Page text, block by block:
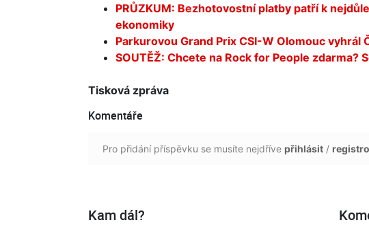
PRŮZKUM: Bezhotovostní platby patří k
ekonomiky
Parkurovou Grand Prix CSI-W Olomouc vyhrál
SOUTĚŽ: Chcete na Rock for People zdarma?
Tisková zpráva
Komentáře
Pro přidání příspěvku se musíte nejdříve přihlásit /
Kam dál?